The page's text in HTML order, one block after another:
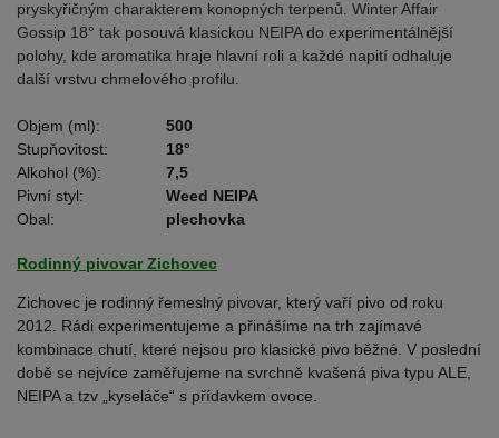
pryskyřičným charakterem konopných terpenů. Winter Affair
Gossip 18° tak posouvá klasickou NEIPA do experimentálnější
polohy, kde aromatika hraje hlavní roli a každé napití odhaluje
další vrstvu chmelového profilu.
Objem (ml):
500
Stupňovitost:
18°
Alkohol (%):
7,5
Pivní styl:
Weed NEIPA
Obal:
plechovka
Rodinný pivovar Zichovec
Zichovec je rodinný řemeslný pivovar, který vaří pivo od roku
2012. Rádi experimentujeme a přinášíme na trh zajímavé
kombinace chutí, které nejsou pro klasické pivo běžné. V poslední
době se nejvíce zaměřujeme na svrchně kvašená piva typu ALE,
NEIPA a tzv „kyseláče“ s přídavkem ovoce.